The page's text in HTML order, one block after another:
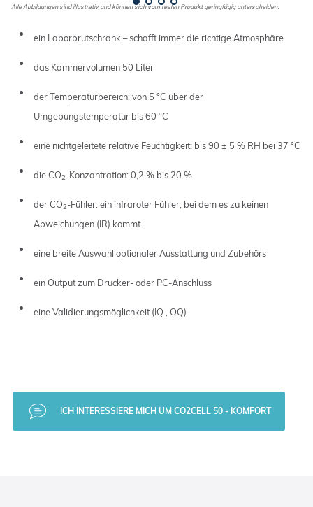
Alle Abbildungen sind illustrativ und können sich vom realen Produkt geringfügig unterscheiden.
ein Laborbrutschrank – schafft immer die richtige Atmosphäre
das Kammervolumen 50 Liter
der Temperaturbereich: von 5 °C über der
Umgebungstemperatur bis 60 °C
eine nichtgeleitete relative Feuchtigkeit: bis 90 ± 5 % RH bei 37 °C
die CO2-Konzantration: 0,2 % bis 20 %
der CO2-Fühler: ein infraroter Fühler, bei dem es zu keinen
Abweichungen (IR) kommt
eine breite Auswahl optionaler Ausstattung und Zubehörs
ein Output zum Drucker- oder PC-Anschluss
eine Validierungsmöglichkeit (IQ , OQ)
ICH INTERESSIERE MICH UM CO2CELL 50 - KOMFORT